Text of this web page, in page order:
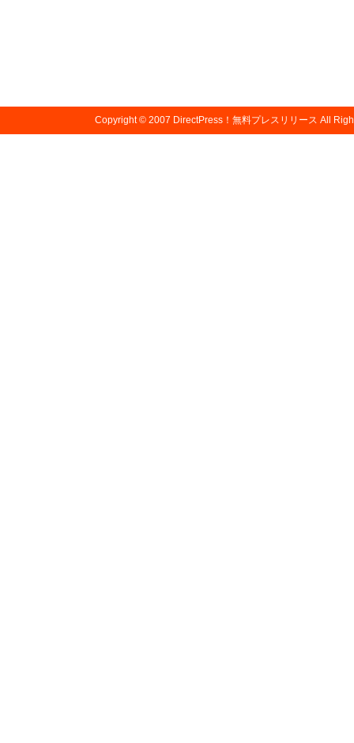
Copyright © 2007 DirectPress！無料プレスリリース All